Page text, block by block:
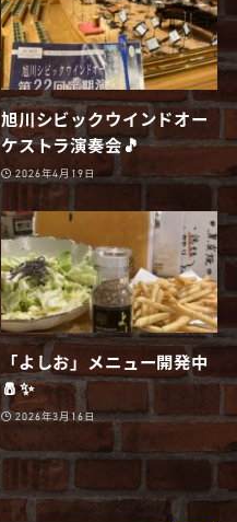
旭川シビックウインドオー
ケストラ演奏会🎵
2026年4月19日
「よしお」メニュー開発中
🧂✨
2026年3月16日